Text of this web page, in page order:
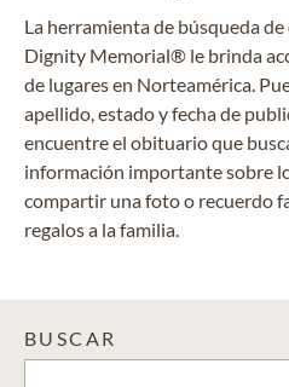
La herramienta de búsqueda
Dignity Memorial® le brinda
de lugares en Norteamérica.
apellido, estado y fecha de
encuentre el obituario que
información importante sobre
compartir una foto o recuerdo
regalos a la familia.
BUSCAR